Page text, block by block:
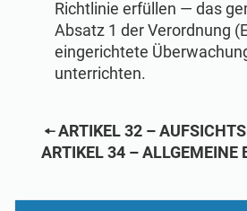
Richtlinie erfüllen — das
Absatz 1 der Verordnung
eingerichtete
unterrichten.
ARTIKEL 32 –
ARTIKEL 34 – ALLGEMEINE